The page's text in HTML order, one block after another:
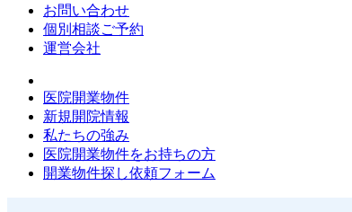
お問い合わせ
個別相談ご予約
運営会社
医院開業物件
新規開院情報
私たちの強み
医院開業物件をお持ちの方
開業物件探し依頼フォーム